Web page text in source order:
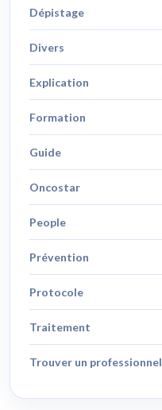
Dépistage
Divers
Explication
Formation
Guide
Oncostar
People
Prévention
Protocole
Traitement
Trouver un professionnel